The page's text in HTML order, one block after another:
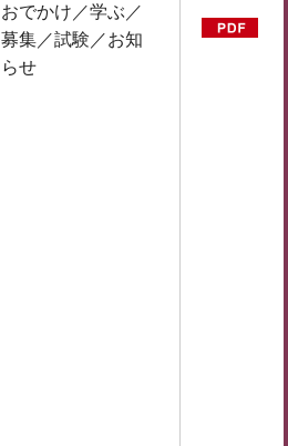
おでかけ／学ぶ／
募集／試験／お知
らせ